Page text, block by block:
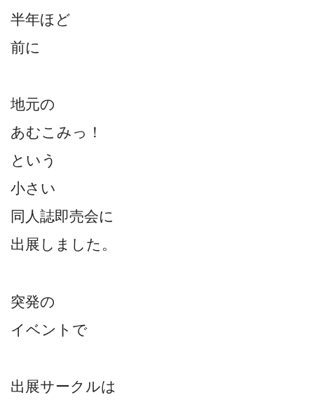
半年ほど
前に
地元の
あむこみっ！
という
小さい
同人誌即売会に
出展しました。
突発の
イベントで
出展サークルは